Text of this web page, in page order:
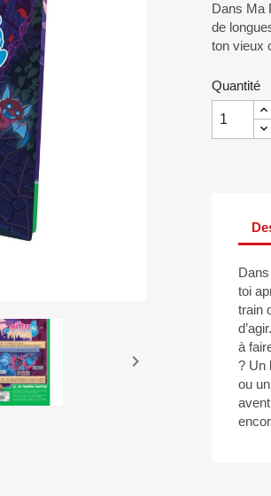

Dans Ma
de
ton vieux
Quantité
toi
train
à
? Un
ou